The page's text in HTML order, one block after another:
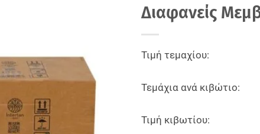
Διαφανείς
Τιμή τεμαχίου:
Τεμάχια ανά κιβώτιο:
Τιμή κιβωτίου: